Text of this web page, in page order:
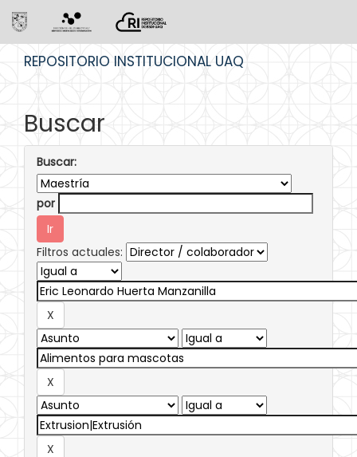
REPOSITORIO INSTITUCIONAL UAQ
Buscar
Buscar:
por
Filtros actuales: